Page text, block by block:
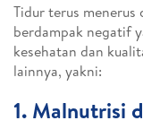
Tidur terus menerus
berdampak negatif
kesehatan dan
lainnya, yakni:
1. Malnutrisi